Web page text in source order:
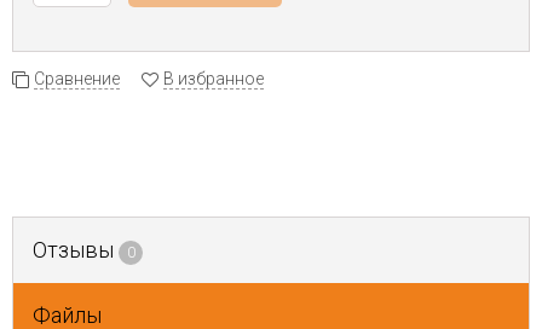
Сравнение В избранное
Отзывы 0
Файлы